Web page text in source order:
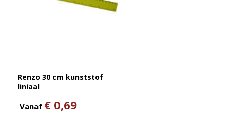
Renzo 30 cm kunststof
liniaal
Vanaf € 0,69